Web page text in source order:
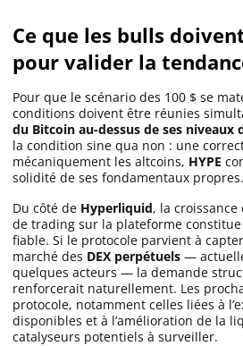
Ce que les bulls
pour valider la
Pour que le scénario des 100 $ se
conditions doivent être réunies
du Bitcoin au-dessus de ses niveaux
la condition sine qua non : une
mécaniquement les altcoins, HYPE
solidité de ses fondamentaux propres.
Du côté de Hyperliquid, la
de trading sur la plateforme
fiable. Si le protocole parvient à
marché des DEX perpétuels —
quelques acteurs — la demande
renforcerait naturellement. Les
protocole, notamment celles liées à
disponibles et à l’amélioration de la
catalyseurs potentiels à surveiller.